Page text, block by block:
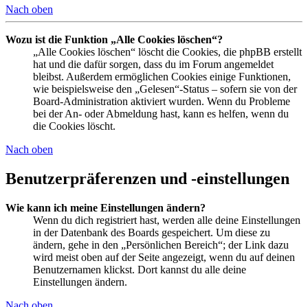
Nach oben
Wozu ist die Funktion „Alle Cookies löschen“?
„Alle Cookies löschen“ löscht die Cookies, die phpBB erstellt
hat und die dafür sorgen, dass du im Forum angemeldet
bleibst. Außerdem ermöglichen Cookies einige Funktionen,
wie beispielsweise den „Gelesen“-Status – sofern sie von der
Board-Administration aktiviert wurden. Wenn du Probleme
bei der An- oder Abmeldung hast, kann es helfen, wenn du
die Cookies löscht.
Nach oben
Benutzerpräferenzen und -einstellungen
Wie kann ich meine Einstellungen ändern?
Wenn du dich registriert hast, werden alle deine Einstellungen
in der Datenbank des Boards gespeichert. Um diese zu
ändern, gehe in den „Persönlichen Bereich“; der Link dazu
wird meist oben auf der Seite angezeigt, wenn du auf deinen
Benutzernamen klickst. Dort kannst du alle deine
Einstellungen ändern.